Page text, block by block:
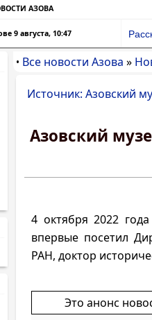
АЗОВА
9 августа, 10:47
• Все новости Азова »
Источник: Азовский
Азовский
4 октября 2022
впервые посетил
РАН, доктор
Это анонс